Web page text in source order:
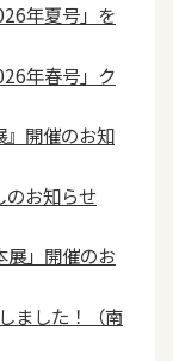
年夏号」を
年春号」ク
』開催のお知
のお知らせ
展」開催のお
ました！（南